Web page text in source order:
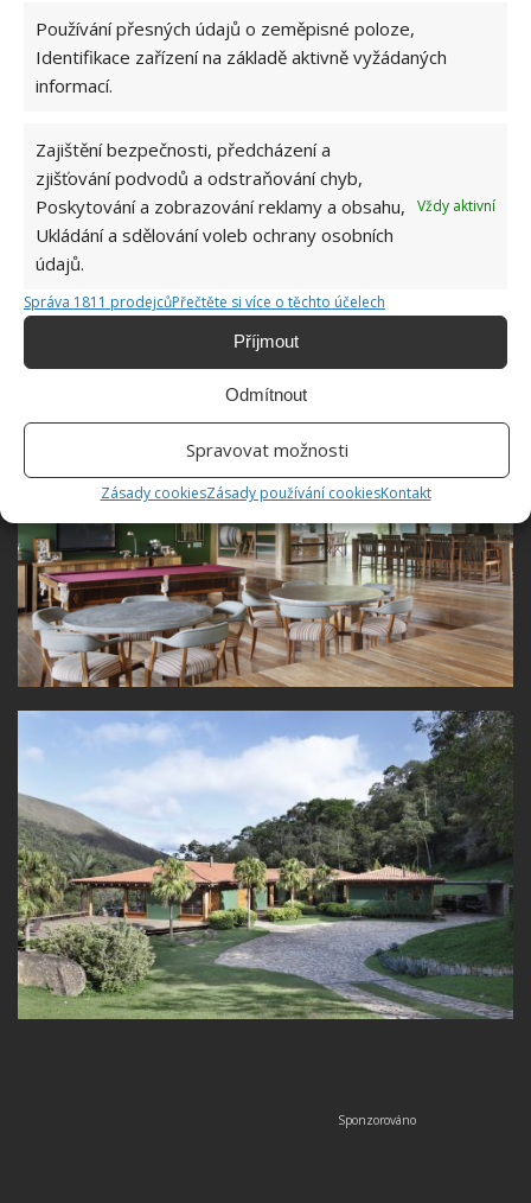
Používání přesných údajů o zeměpisné poloze,
Identifikace zařízení na základě aktivně vyžádaných
informací.
Zajištění bezpečnosti, předcházení a
zjišťování podvodů a odstraňování chyb,
Poskytování a zobrazování reklamy a obsahu,
Ukládání a sdělování voleb ochrany osobních
údajů.
Vždy aktivní
Správa 1811 prodejcůPřečtěte si více o těchto účelech
Příjmout
Odmítnout
Spravovat možnosti
Zásady cookiesZásady používání cookiesKontakt
Přece jenom se ještě jednou vrátíme k tomu, co vše
se dá v tomto domě dělat. Co třeba posezení u
zapáleného krbu? Nebo je snad v plánu film na
kvalitním domácím kině? Či snad možnost relaxovat
na některém z lehátek?